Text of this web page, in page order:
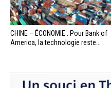
CHINE – ÉCONOMIE : Pour Bank of
America, la technologie reste...